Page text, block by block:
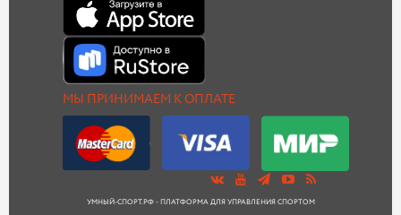
МЫ ПРИНИМАЕМ К ОПЛАТЕ
УМНЫЙ-СПОРТ.РФ - ПЛАТФОРМА ДЛЯ УПРАВЛЕНИЯ СПОРТОМ